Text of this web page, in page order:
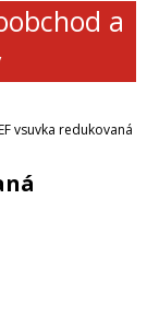
a
vsuvka redukovaná